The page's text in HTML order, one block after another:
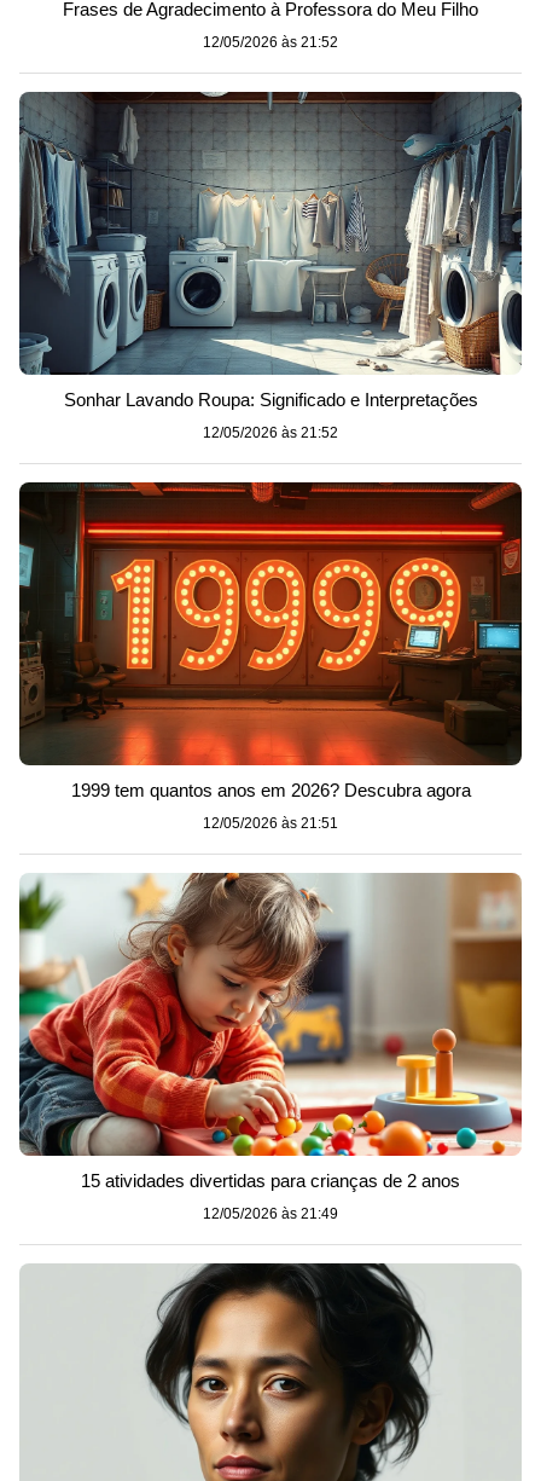
Frases de Agradecimento à Professora do Meu Filho
12/05/2026 às 21:52
Sonhar Lavando Roupa: Significado e Interpretações
12/05/2026 às 21:52
1999 tem quantos anos em 2026? Descubra agora
12/05/2026 às 21:51
15 atividades divertidas para crianças de 2 anos
12/05/2026 às 21:49